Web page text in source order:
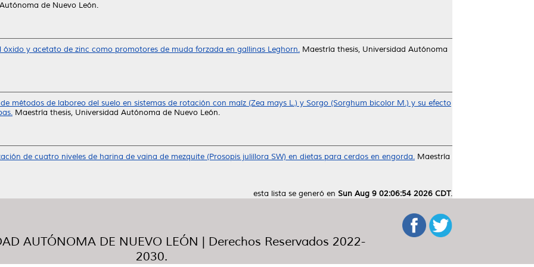
de Nuevo León.
óxido y acetato de zinc como promotores de muda forzada en gallinas Leghorn. Maestría thesis, Universidad Autónoma
métodos de laboreo del suelo en sistemas de rotación con maíz (Zea mays L.) y Sorgo (Sorghum bicolor M.) y su efecto
Maestría thesis, Universidad Autónoma de Nuevo León.
de cuatro niveles de harina de vaina de mezquite (Prosopis juliílora SW) en dietas para cerdos en engorda. Maestría
esta lista se generó en Sun Aug 9 02:06:54 2026 CDT.
AUTÓNOMA DE NUEVO LEÓN | Derechos Reservados 2022-
2030.